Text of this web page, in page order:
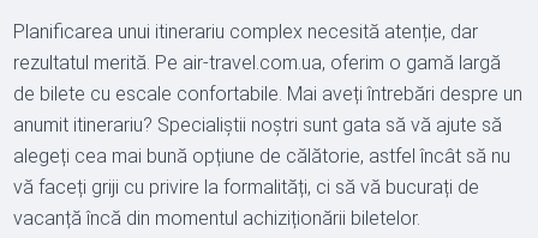
Planificarea unui itinerariu complex necesită atenție, dar
rezultatul merită. Pe air-travel.com.ua, oferim o gamă largă
de bilete cu escale confortabile. Mai aveți întrebări despre un
anumit itinerariu? Specialiștii noștri sunt gata să vă ajute să
alegeți cea mai bună opțiune de călătorie, astfel încât să nu
vă faceți griji cu privire la formalități, ci să vă bucurați de
vacanță încă din momentul achiziționării biletelor.